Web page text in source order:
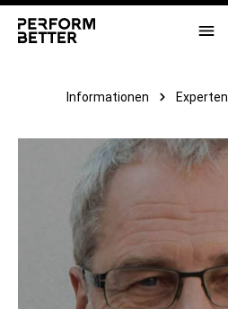
springen
Informationen Experten